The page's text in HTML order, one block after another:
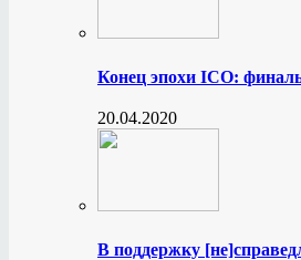
Конец эпохи ICO:
20.04.2020
В поддержку